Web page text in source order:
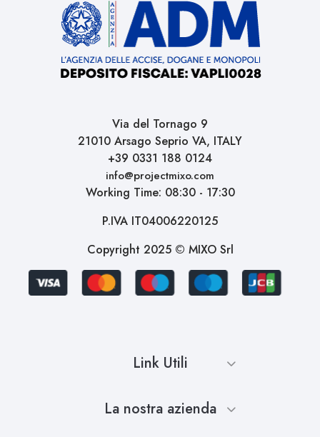
Via del Tornago 9
21010 Arsago Seprio VA, ITALY
+39 0331 188 0124
info@projectmixo.com
Working Time: 08:30 - 17:30
P.IVA IT04006220125
Copyright 2025 © MIXO Srl
Link Utili
La nostra azienda